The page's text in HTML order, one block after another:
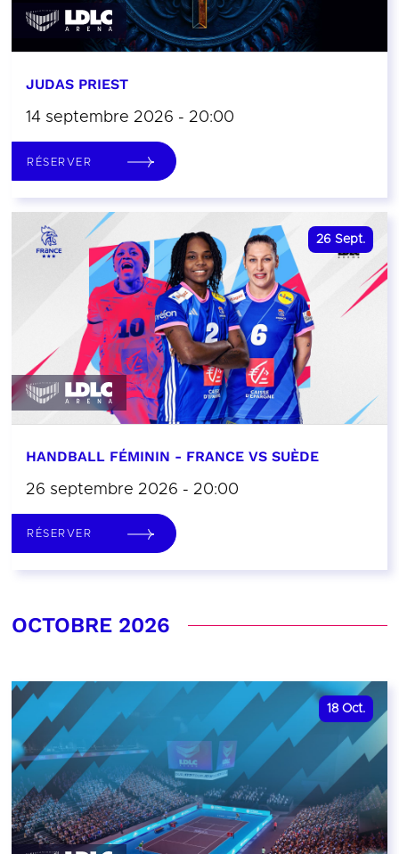
JUDAS PRIEST
14 septembre 2026 - 20:00
RÉSERVER
26 Sept.
HANDBALL FÉMININ - FRANCE VS SUÈDE
26 septembre 2026 - 20:00
RÉSERVER
OCTOBRE 2026
18 Oct.